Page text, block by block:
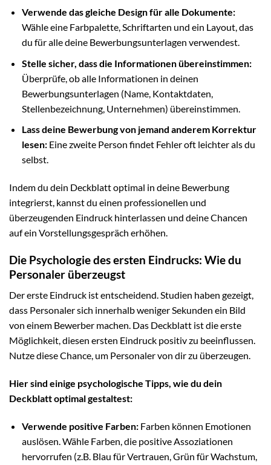
Verwende das gleiche Design für alle Dokumente:
Wähle eine Farbpalette, Schriftarten und ein Layout, das
du für alle deine Bewerbungsunterlagen verwendest.
Stelle sicher, dass die Informationen übereinstimmen:
Überprüfe, ob alle Informationen in deinen
Bewerbungsunterlagen (Name, Kontaktdaten,
Stellenbezeichnung, Unternehmen) übereinstimmen.
Lass deine Bewerbung von jemand anderem Korrektur
lesen:Eine zweite Person findet Fehler oft leichter als du
selbst.
Indem du dein Deckblatt optimal in deine Bewerbung
integrierst, kannst du einen professionellen und
überzeugenden Eindruck hinterlassen und deine Chancen
auf ein Vorstellungsgespräch erhöhen.
Die Psychologie des ersten Eindrucks: Wie du
Personaler überzeugst
Der erste Eindruck ist entscheidend. Studien haben gezeigt,
dass Personaler sich innerhalb weniger Sekunden ein Bild
von einem Bewerber machen. Das Deckblatt ist die erste
Möglichkeit, diesen ersten Eindruck positiv zu beeinflussen.
Nutze diese Chance, um Personaler von dir zu überzeugen.
Hier sind einige psychologische Tipps, wie du dein
Deckblatt optimal gestaltest:
Verwende positive Farben:Farben können Emotionen
auslösen. Wähle Farben, die positive Assoziationen
hervorrufen (z.B. Blau für Vertrauen, Grün für Wachstum,